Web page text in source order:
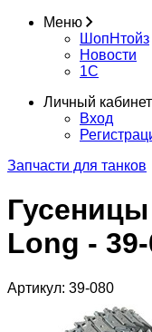
Меню
ШопНтойз
Новости
1C
Личный кабинет
Вход
Запчасти для танков
Long -
Артикул: 39-080